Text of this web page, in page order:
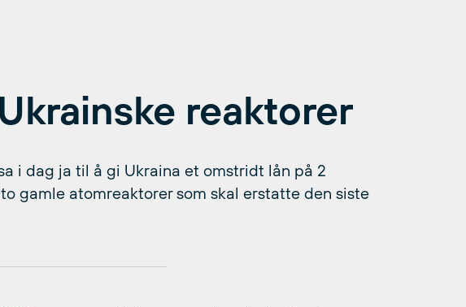
reaktorer
i dag ja til å gi Ukraina et omstridt lån på 2
gamle atomreaktorer som skal erstatte den siste